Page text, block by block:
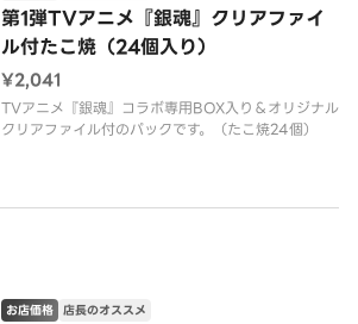
第1弾TVアニメ『銀魂』クリアファイ
ル付たこ焼（24個入り）
¥2,041
TVアニメ『銀魂』コラボ専用BOX入り＆オリジナル
クリアファイル付のパックです。（たこ焼24個）
お店価格 店長のオススメ